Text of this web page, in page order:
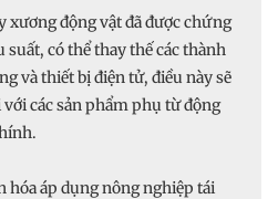
xương động vật đã được chứng
suất, có thể thay thế các thành
và thiết bị điện tử, điều này sẽ
các sản phẩm phụ từ động
hóa áp dụng nông nghiệp tái